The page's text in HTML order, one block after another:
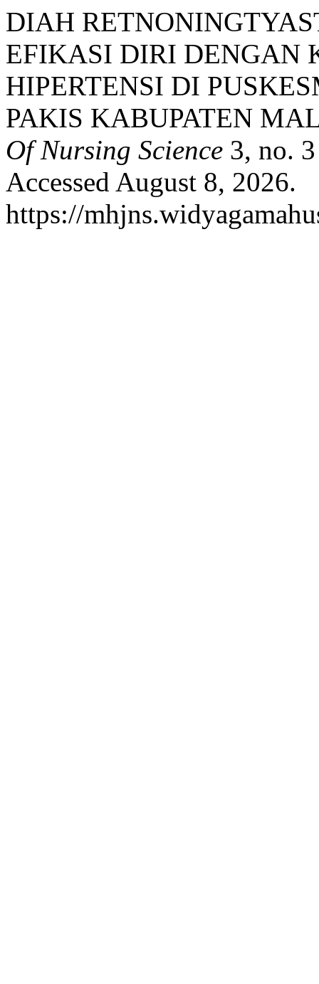
DIAH
EFIKASI DIRI DENGAN
HIPERTENSI DI
PAKIS KABUPATEN
Of Nursing Science 3, no.
Accessed August 8, 2026.
https://